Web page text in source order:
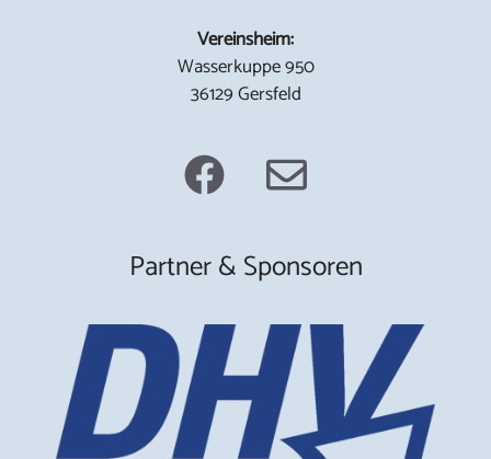
Vereinsheim:
Wasserkuppe 950
36129 Gersfeld
Partner & Sponsoren